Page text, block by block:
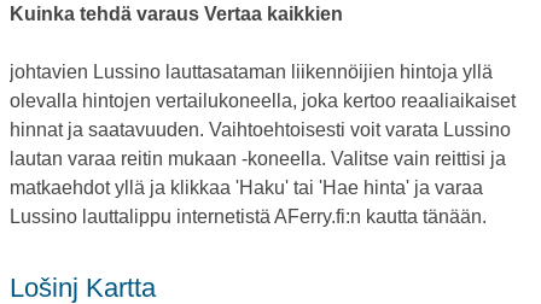
Kuinka tehdä varaus Vertaa kaikkien
johtavien Lussino lauttasataman liikennöijien hintoja yllä
olevalla hintojen vertailukoneella, joka kertoo reaaliaikaiset
hinnat ja saatavuuden. Vaihtoehtoisesti voit varata Lussino
lautan varaa reitin mukaan -koneella. Valitse vain reittisi ja
matkaehdot yllä ja klikkaa 'Haku' tai 'Hae hinta' ja varaa
Lussino lauttalippu internetistä AFerry.fi:n kautta tänään.
Lošinj Kartta